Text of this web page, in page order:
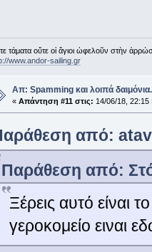
τάματα οὔτε οἱ ἅγιοι ὠφελοῦν στὴν
www.andor-sailing.gr
Απ: Spamming και λοιπά
« Απάντηση #11 στις: 14/06/18, 22:15
από: atav
Παράθεση από:
Ξέρεις αυτό είναι
γεροκομείο ειναι